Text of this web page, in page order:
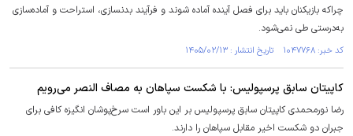
چراکه بازیکنان باید برای فصل آینده آماده شوند و فرآیند بدنسازی، استراحت و آماده‌سازی
به‌درستی طی نمی‌شود.
کد خبر: ۱۰۴۷۷۶۸ تاریخ انتشار : ۱۴۰۵/۰۲/۱۳
کاپیتان سابق پرسپولیس: با شکست سپاهان به مصاف النصر می‌رویم
رضا نورمحمدی کاپیتان سابق پرسپولیس بر این باور است سرخ‌پوشان انگیزه کافی برای
جبران دو شکست اخیر مقابل سپاهان را دارند.